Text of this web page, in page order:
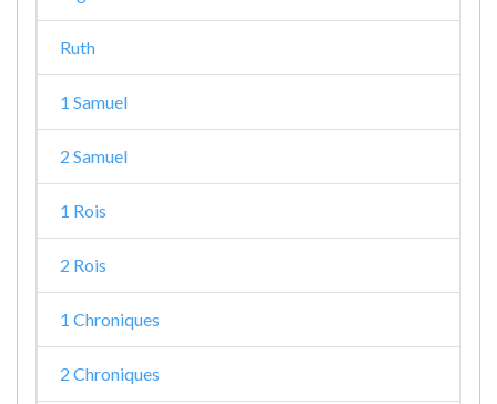
Ruth
1 Samuel
2 Samuel
1 Rois
2 Rois
1 Chroniques
2 Chroniques